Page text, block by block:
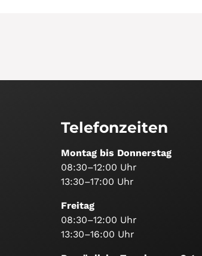
Telefonzeiten
Montag bis Donnerstag
08:30–12:00 Uhr
13:30–17:00 Uhr
Freitag
08:30–12:00 Uhr
13:30–16:00 Uhr